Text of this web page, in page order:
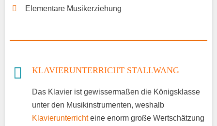
Elementare Musikerziehung
KLAVIERUNTERRICHT STALLWANG
Das Klavier ist gewissermaßen die Königsklasse
unter den Musikinstrumenten, weshalb
Klavierunterrichteine enorm große Wertschätzung